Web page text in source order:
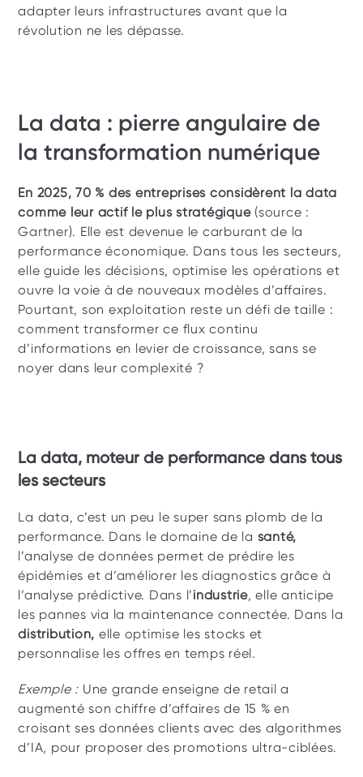
adapter leurs infrastructures avant que la
révolution ne les dépasse.
La data : pierre angulaire de
la transformation numérique
En 2025, 70 % des entreprises considèrent la data
comme leur actif le plus stratégique (source :
Gartner). Elle est devenue le carburant de la
performance économique. Dans tous les secteurs,
elle guide les décisions, optimise les opérations et
ouvre la voie à de nouveaux modèles d’affaires.
Pourtant, son exploitation reste un défi de taille :
comment transformer ce flux continu
d’informations en levier de croissance, sans se
noyer dans leur complexité ?
La data, moteur de performance dans tous
les secteurs
La data, c’est un peu le super sans plomb de la
performance. Dans le domaine de la
l’analyse de données permet de prédire les
épidémies et d’améliorer les diagnostics grâce à
l’analyse prédictive. Dans l’industrie, elle anticipe
distribution, elle optimise les stocks et
personnalise les offres en temps réel.
Exemple : Une grande enseigne de retail a
augmenté son chiffre d’affaires de 15 % en
croisant ses données clients avec des algorithmes
d’IA, pour proposer des promotions ultra-ciblées.